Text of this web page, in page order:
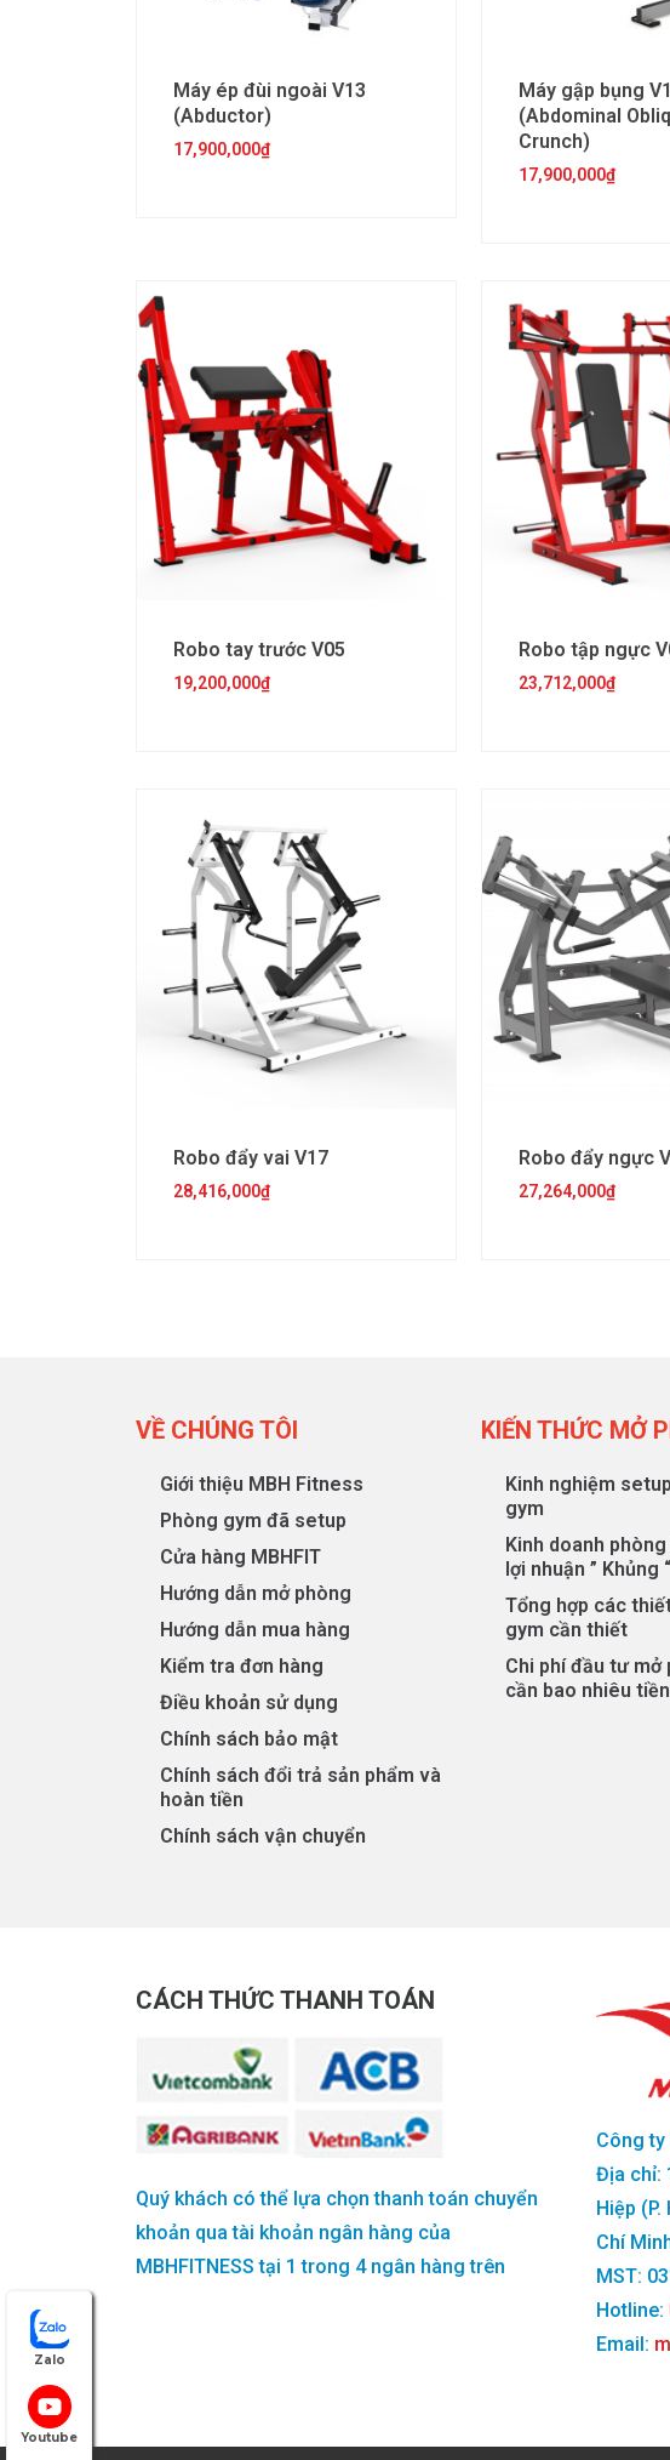
Máy ép đùi ngoài V13
(Abductor)
17,900,000₫
Máy gập bụng
(Abdominal
Crunch)
17,900,000₫
Robo tay trước V05
19,200,000₫
Robo tập ngực
23,712,000₫
Robo đẩy vai V17
28,416,000₫
Robo đẩy ngực
27,264,000₫
VỀ CHÚNG TÔI
Giới thiệu MBH Fitness
Phòng gym đã setup
Cửa hàng MBHFIT
Hướng dẫn mở phòng
Hướng dẫn mua hàng
Kiểm tra đơn hàng
Điều khoản sử dụng
Chính sách bảo mật
Chính sách đổi trả sản phẩm và
hoàn tiền
Chính sách vận chuyển
KIẾN THỨC MỞ
Kinh nghiệm
gym
Kinh doanh
lợi nhuận ” Khủng “
Tổng hợp các
gym cần thiết
Chi phí đầu tư mở
cần bao nhiêu
CÁCH THỨC THANH TOÁN
Quý khách có thể lựa chọn thanh toán chuyển
khoản qua tài khoản ngân hàng của
MBHFITNESS tại 1 trong 4 ngân hàng trên
Công ty
Địa chỉ:
Hiệp
Chí
MST:
Hotline:
Email:
Zalo
Youtube